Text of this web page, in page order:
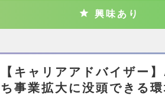
興味あり
【キャリアアドバイザー
ち事業拡大に没頭できる